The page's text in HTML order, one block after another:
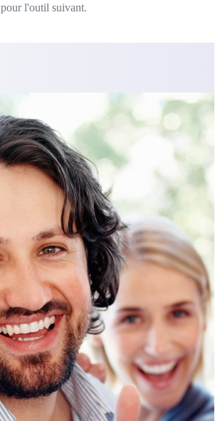
pour l'outil suivant.